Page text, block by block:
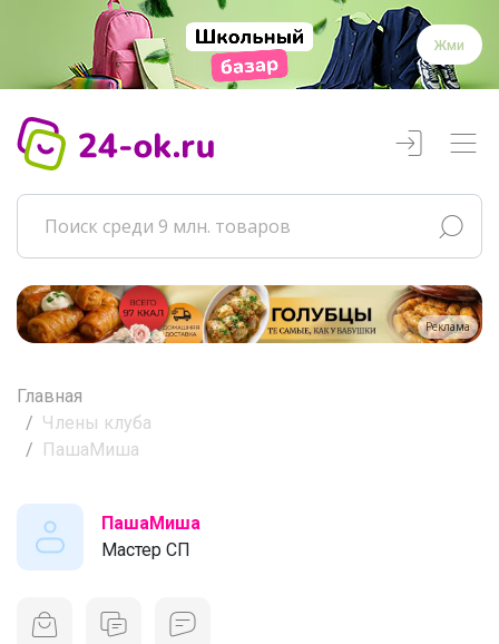
Жми
Реклама
Главная
Члены клуба
ПашаМиша
ПашаМиша
Мастер СП